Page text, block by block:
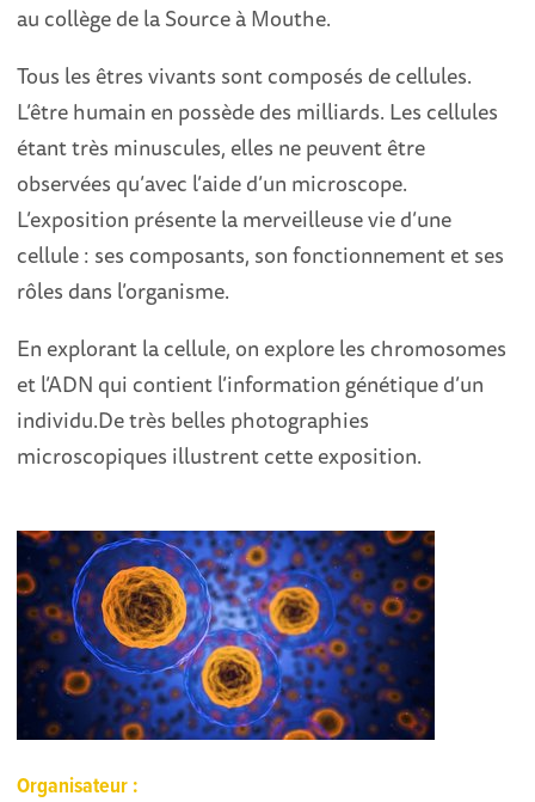
au collège de la Source à Mouthe.
Tous les êtres vivants sont composés de cellules.
L’être humain en possède des milliards. Les cellules
étant très minuscules, elles ne peuvent être
observées qu’avec l’aide d’un microscope.
L’exposition présente la merveilleuse vie d’une
cellule : ses composants, son fonctionnement et ses
rôles dans l’organisme.
En explorant la cellule, on explore les chromosomes
et l’ADN qui contient l’information génétique d’un
individu.De très belles photographies
microscopiques illustrent cette exposition.
Organisateur :